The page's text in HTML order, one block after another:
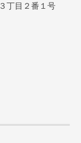
丁目２番１号